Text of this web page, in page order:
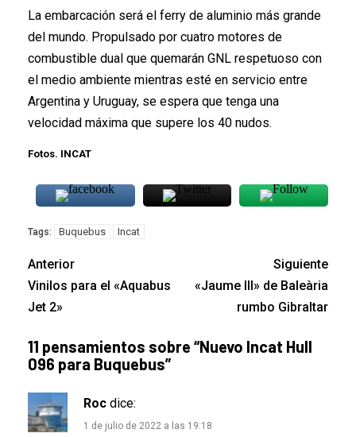
La embarcación será el ferry de aluminio más grande
del mundo. Propulsado por cuatro motores de
combustible dual que quemarán GNL respetuoso con
el medio ambiente mientras esté en servicio entre
Argentina y Uruguay, se espera que tenga una
velocidad máxima que supere los 40 nudos.
Fotos. INCAT
Tags: Buquebus Incat
Anterior
Vinilos para el «Aquabus
Jet 2»
Siguiente
«Jaume III» de Baleària
rumbo Gibraltar
11 pensamientos sobre “Nuevo Incat Hull
096 para Buquebus”
Roc dice:
1 de julio de 2022 a las 19:18